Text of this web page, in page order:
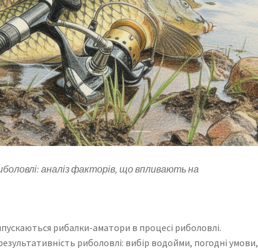
аналіз факторів, що впливають на
рибалки-аматори в процесі риболовлі.
риболовлі: вибір водойми, погодні умови,